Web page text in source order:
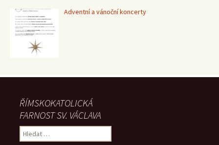
Adventní a vánoční koncerty
ŘÍMSKOKATOLICKÁ
FARNOST SV. VÁCLAVA
Vyhledávání